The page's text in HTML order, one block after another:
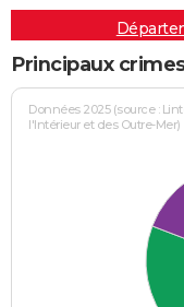
Principaux
Données 2025 (source :
l'Intérieur et des Outre-Mer)